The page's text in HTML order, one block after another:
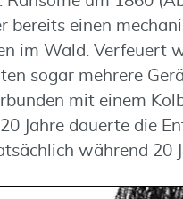
bereits einen
im Wald. Verfeuert
sogar mehrere
mit einem
Jahre dauerte die
während 20